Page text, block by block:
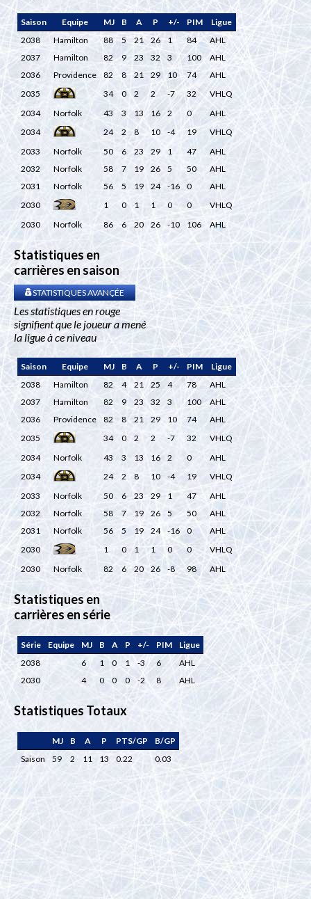
Saison Equipe MJ B A P +/- PIM
Ligue
2038
Hamilton 88 5 21 26 1 84
AHL
2037
Hamilton 82 9 23 32 3 100
AHL
2036
Providence 82 8 21 29 10 74
AHL
2035
34 0 2 2 -7 32
VHLQ
2034
Norfolk 43 3 13 16 2 0
AHL
2034
24 2 8 10 -4 19
VHLQ
2033
Norfolk 50 6 23 29 1 47
AHL
2032
Norfolk 58 7 19 26 5 50
AHL
2031
Norfolk 56 5 19 24 -16 0
AHL
2030
1 0 1 1 0 0
VHLQ
2030
Norfolk 86 6 20 26 -10 106 AHL
Statistiques en
carrières en saison
STATISTIQUES AVANÇÉE
Les statistiques en rouge
signifient que le joueur a mené
la ligue à ce niveau
Saison Equipe MJ B A P +/- PIM
Ligue
2038
Hamilton 82 4 21 25 4 78
AHL
2037
Hamilton 82 9 23 32 3 100
AHL
2036
Providence 82 8 21 29 10 74
AHL
2035
34 0 2 2 -7 32
VHLQ
2034
Norfolk 43 3 13 16 2 0
AHL
2034
24 2 8 10 -4 19
VHLQ
2033
Norfolk 50 6 23 29 1 47
AHL
2032
Norfolk 58 7 19 26 5 50
AHL
2031
Norfolk 56 5 19 24 -16 0
AHL
2030
1 0 1 1 0 0
VHLQ
2030
Norfolk 82 6 20 26 -8 98 AHL
Statistiques en
carrières en série
Série Equipe MJ B A P +/- PIM
Ligue
2038
6 1 0 1 -3 6
AHL
2030
4 0 0 0 -2 8 AHL
Statistiques Totaux
MJ B A P PTS/GP
B/GP
Saison
59 2 11 13 0.22 0.03